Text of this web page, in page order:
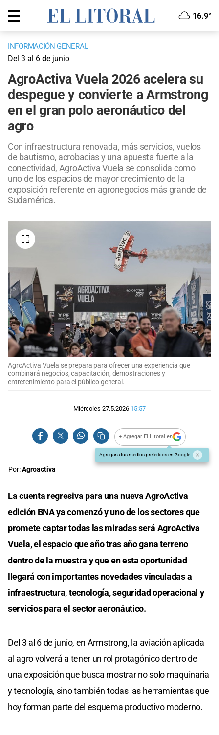
16.9°
INFORMACIÓN GENERAL
Del 3 al 6 de junio
AgroActiva Vuela 2026 acelera su
despegue y convierte a Armstrong
en el gran polo aeronáutico del
agro
Con infraestructura renovada, más servicios, vuelos
de bautismo, acrobacias y una apuesta fuerte a la
conectividad, AgroActiva Vuela se consolida como
uno de los espacios de mayor crecimiento de la
exposición referente en agronegocios más grande de
Sudamérica.
AgroActiva Vuela se prepara para ofrecer una experiencia que
combinará negocios, capacitación, demostraciones y
entretenimiento para el público general.
Miércoles 27.5.2026 15:57
+ Agregar El Litoral en
Agregar a tus medios preferidos en Google
Por:Agroactiva
La cuenta regresiva para una nueva AgroActiva
edición BNA ya comenzó y uno de los sectores que
promete captar todas las miradas será AgroActiva
Vuela, el espacio que año tras año gana terreno
dentro de la muestra y que en esta oportunidad
llegará con importantes novedades vinculadas a
infraestructura, tecnología, seguridad operacional y
servicios para el sector aeronáutico.
Del 3 al 6 de junio, en Armstrong, la aviación aplicada
al agro volverá a tener un rol protagónico dentro de
una exposición que busca mostrar no solo maquinaria
y tecnología, sino también todas las herramientas que
hoy forman parte del esquema productivo moderno.